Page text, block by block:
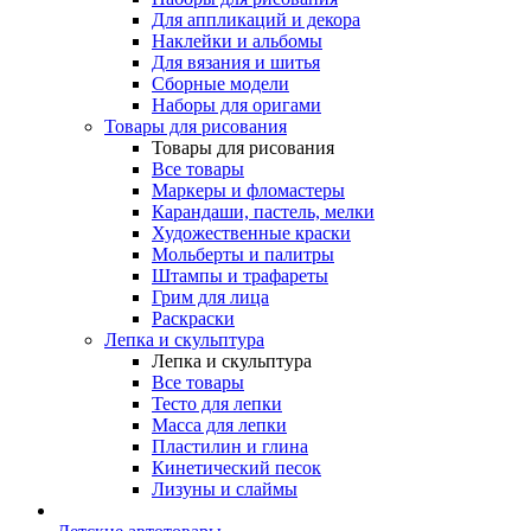
Для аппликаций и декора
Наклейки и альбомы
Для вязания и шитья
Сборные модели
Наборы для оригами
Товары для рисования
Товары для рисования
Все товары
Маркеры и фломастеры
Карандаши, пастель, мелки
Художественные краски
Мольберты и палитры
Штампы и трафареты
Грим для лица
Раскраски
Лепка и скульптура
Лепка и скульптура
Все товары
Тесто для лепки
Масса для лепки
Пластилин и глина
Кинетический песок
Лизуны и слаймы